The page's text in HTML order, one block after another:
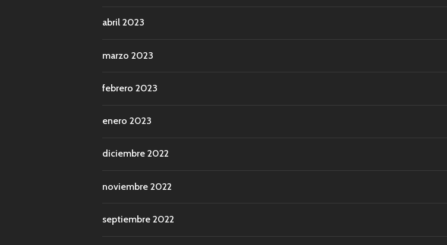
abril 2023
marzo 2023
febrero 2023
enero 2023
diciembre 2022
noviembre 2022
septiembre 2022